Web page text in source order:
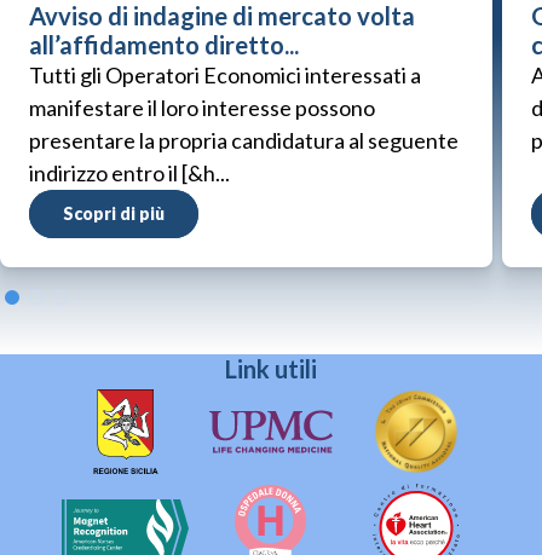
Avviso di indagine di mercato volta
all’affidamento diretto...
Tutti gli Operatori Economici interessati a
manifestare il loro interesse possono
presentare la propria candidatura al seguente
indirizzo entro il [&h...
Scopri di più
Link utili